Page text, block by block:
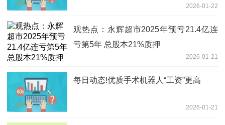
2026-01-22
观热点：永辉超市2025年预亏21.4亿连
亏第5年 总股本21%质押
2026-01-21
每日动态!优质手术机器人“工资”更高
2026-01-21